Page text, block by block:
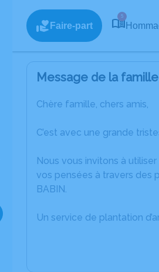
Faire-part
5
Message de la famille
Chère famille, chers amis,
C’est avec une grande
Nous vous invitons à
vos pensées à travers des
BABIN.
Un service de plantation